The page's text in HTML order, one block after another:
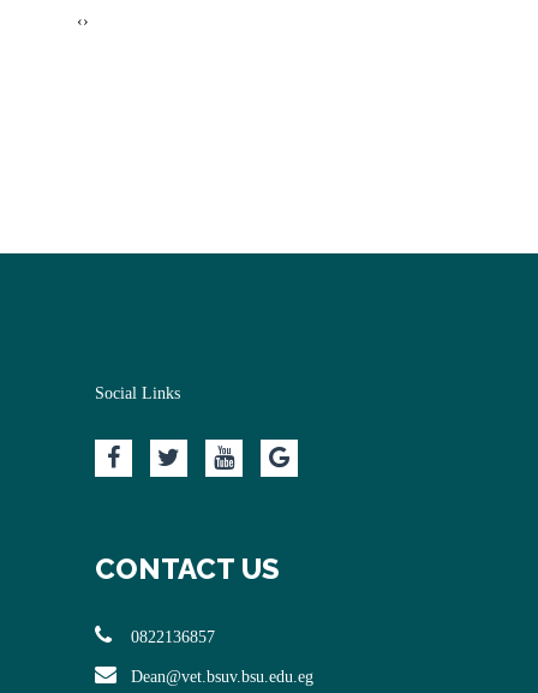
‹
›
Social Links
CONTACT US
0822136857
Dean@vet.bsuv.bsu.edu.eg